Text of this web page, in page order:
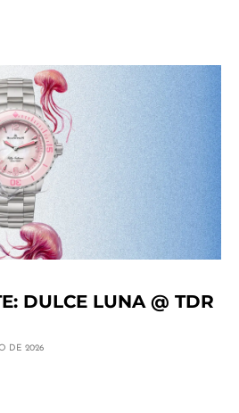
DULCE LUNA @ TDR
DE 2026